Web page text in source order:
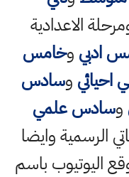
الاعدادية
ادبي وخامس
وسادس
وسادس علمي
الرسمية وايضا
اليوتيوب باسم